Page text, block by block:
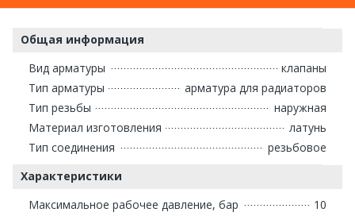
Общая информация
Вид арматуры
клапаны
Тип арматуры
арматура для радиаторов
Тип резьбы
наружная
Материал изготовления
латунь
Тип соединения
резьбовое
Характеристики
Максимальное рабочее давление, бар
10